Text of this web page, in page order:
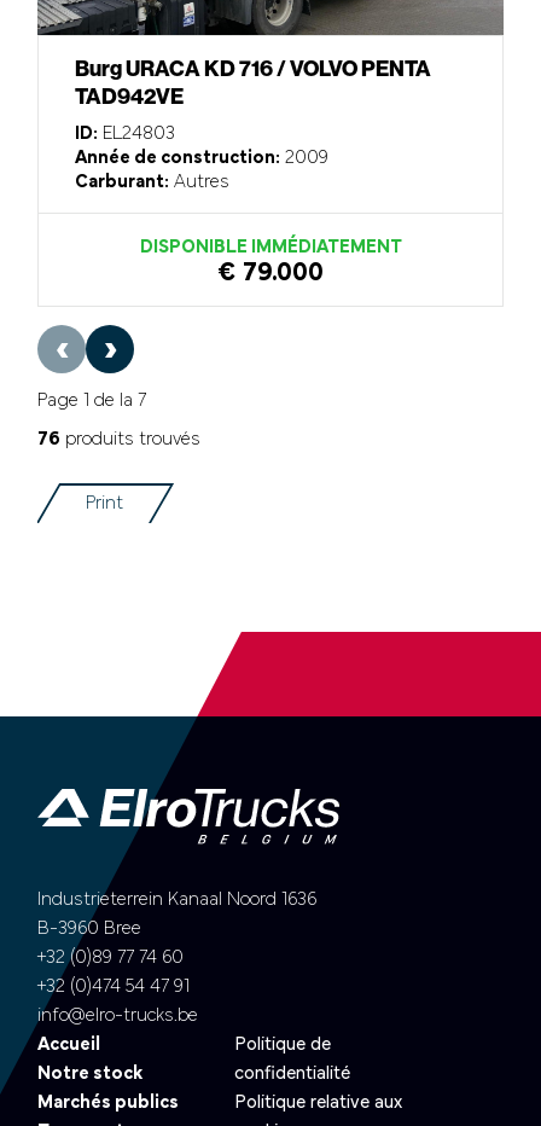
Burg URACA KD 716 / VOLVO PENTA
TAD942VE
ID: EL24803
Année de construction: 2009
Carburant: Autres
DISPONIBLE IMMÉDIATEMENT
€ 79.000
‹ ›
Page 1 de la 7
76 produits trouvés
Print
Industrieterrein Kanaal Noord 1636
B-3960 Bree
+32 (0)89 77 74 60
+32 (0)474 54 47 91
info@elro-trucks.be
Accueil
Notre stock
Marchés publics
Politique de
confidentialité
Politique relative aux